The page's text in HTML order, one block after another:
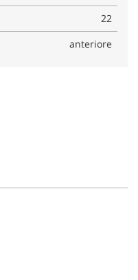
22
anteriore